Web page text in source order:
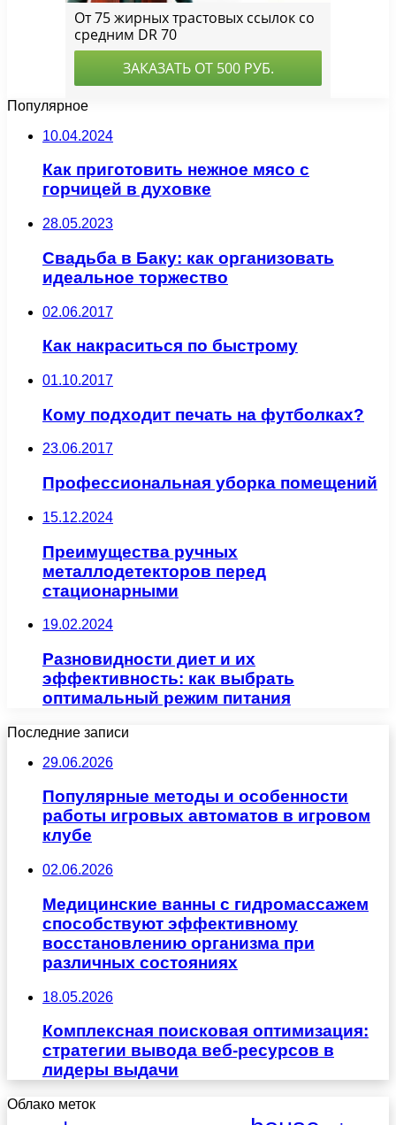
Популярное
10.04.2024
Как приготовить нежное мясо с
горчицей в духовке
28.05.2023
Свадьба в Баку: как организовать
идеальное торжество
02.06.2017
Как накраситься по быстрому
01.10.2017
Кому подходит печать на футболках?
23.06.2017
Профессиональная уборка помещений
15.12.2024
Преимущества ручных
металлодетекторов перед
стационарными
19.02.2024
Разновидности диет и их
эффективность: как выбрать
оптимальный режим питания
Последние записи
29.06.2026
Популярные методы и особенности
работы игровых автоматов в игровом
клубе
02.06.2026
Медицинские ванны с гидромассажем
способствуют эффективному
восстановлению организма при
различных состояниях
18.05.2026
Комплексная поисковая оптимизация:
стратегии вывода веб-ресурсов в
лидеры выдачи
Облако меток